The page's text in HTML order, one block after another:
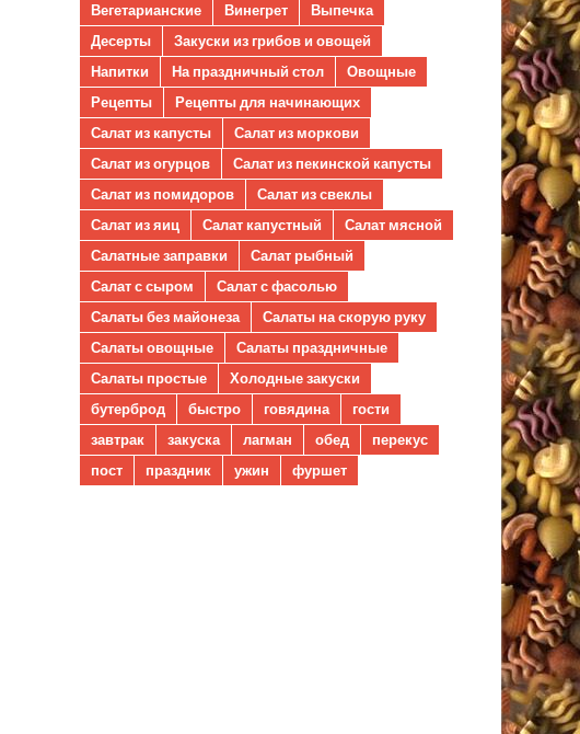
Вегетарианские
Винегрет
Выпечка
Десерты
Закуски из грибов и овощей
Напитки
На праздничный стол
Овощные
Рецепты
Рецепты для начинающих
Салат из капусты
Салат из моркови
Салат из огурцов
Салат из пекинской капусты
Салат из помидоров
Салат из свеклы
Салат из яиц
Салат капустный
Салат мясной
Салатные заправки
Салат рыбный
Салат с сыром
Салат с фасолью
Салаты без майонеза
Салаты на скорую руку
Салаты овощные
Салаты праздничные
Салаты простые
Холодные закуски
бутерброд
быстро говядина
гости
завтрак
закуска лагман обед
перекус
пост
праздник ужин фуршет